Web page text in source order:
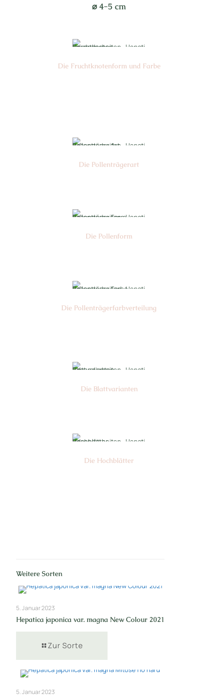
⌀4-5 cm
Die Frucht­knotenform und Farbe
Die Pollen­trägerart
Die Pollen­form
Die Pollen­trägerfarb­verteilung
Die Blattvarianten
Die Hochblätter
Weitere Sorten
5. Januar 2023
Hepatica japonica var. magna New Colour 2021
Zur Sorte
5. Januar 2023